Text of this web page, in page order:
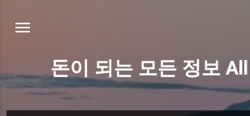
돈이 되는 모든 정보